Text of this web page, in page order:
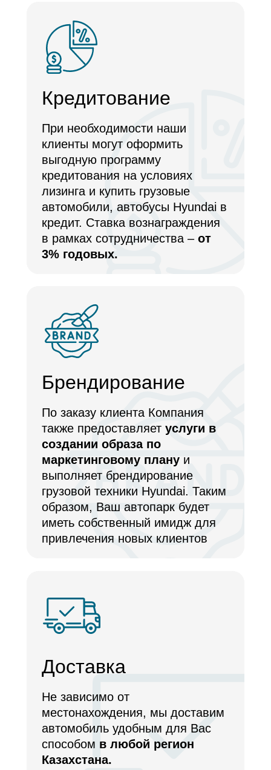
Кредитование
При необходимости наши
клиенты могут оформить
выгодную программу
кредитования на условиях
лизинга и купить грузовые
автомобили, автобусы Hyundai в
кредит. Ставка вознаграждения
в рамках сотрудничества – от
3% годовых.
Брендирование
По заказу клиента Компания
также предоставляет услуги в
создании образа по
маркетинговому плану и
выполняет брендирование
грузовой техники Hyundai. Таким
образом, Ваш автопарк будет
иметь собственный имидж для
привлечения новых клиентов
Доставка
Не зависимо от
местонахождения, мы доставим
автомобиль удобным для Вас
способом в любой регион
Казахстана.